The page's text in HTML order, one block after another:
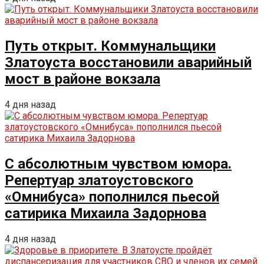
Путь открыт. Коммунальщики
Златоуста восстановили аварийный
мост в районе вокзала
4 дня назад
С абсолютным чувством юмора.
Репертуар златоустовского
«Омнибуса» пополнился пьесой
сатирика Михаила Задорнова
4 дня назад